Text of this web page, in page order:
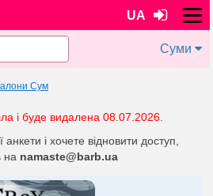
UA
Суми
Сум
і буде видалена 08.07.2026.
і хочете відновити доступ,
на namaste@barb.ua